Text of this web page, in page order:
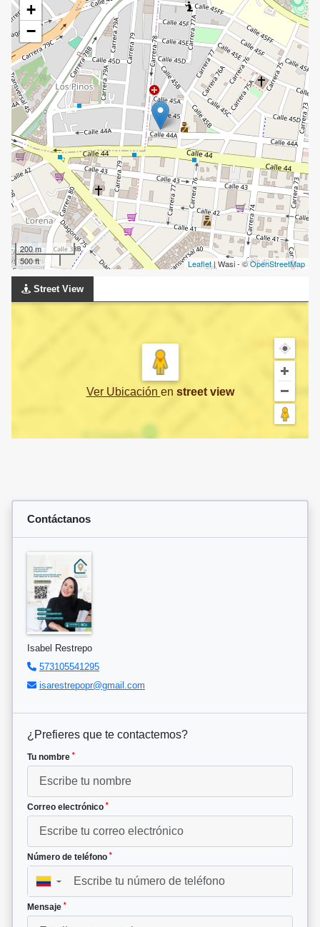
+
−
200 m
500 ft
Leaflet| Wasi - ©OpenStreetMap
Street View
Ver Ubicación en street view
Contáctanos
Isabel Restrepo
573105541295
isarestrepopr@gmail.com
¿Prefieres que te contactemos?
Tu nombre *
Correo electrónico *
Número de teléfono *
▼
Mensaje *